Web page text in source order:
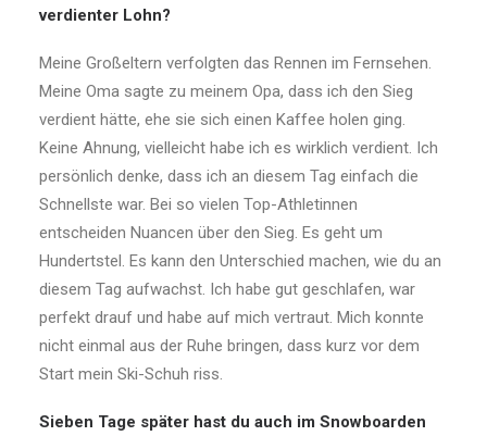
verdienter Lohn?
Meine Großeltern verfolgten das Rennen im Fernsehen.
Meine Oma sagte zu meinem Opa, dass ich den Sieg
verdient hätte, ehe sie sich einen Kaffee holen ging.
Keine Ahnung, vielleicht habe ich es wirklich verdient. Ich
persönlich denke, dass ich an diesem Tag einfach die
Schnellste war. Bei so vielen Top-Athletinnen
entscheiden Nuancen über den Sieg. Es geht um
Hundertstel. Es kann den Unterschied machen, wie du an
diesem Tag aufwachst. Ich habe gut geschlafen, war
perfekt drauf und habe auf mich vertraut. Mich konnte
nicht einmal aus der Ruhe bringen, dass kurz vor dem
Start mein Ski-Schuh riss.
Sieben Tage später hast du auch im Snowboarden